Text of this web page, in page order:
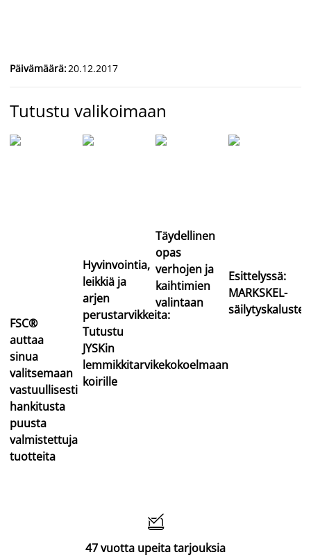
Päivämäärä:20.12.2017
Tutustu valikoimaan
FSC®
auttaa
sinua
valitsemaan
vastuullisesti
hankitusta
puusta
valmistettuja
tuotteita
Hyvinvointia,
leikkiä ja
arjen
perustarvikkeita:
Tutustu
JYSKin
lemmikkitarvikekokoelmaan
koirille
Täydellinen
opas
verhojen ja
kaihtimien
valintaan
Esittelyssä:
MARKSKEL-

47 vuotta upeita tarjouksia